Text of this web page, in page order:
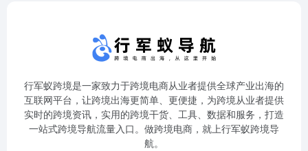
行军蚁跨境是一家致力于跨境电商从业者提供全球产业出海的
互联网平台，让跨境出海更简单、更便捷，为跨境从业者提供
实时的跨境资讯，实用的跨境干货、工具、数据和服务，打造
一站式跨境导航流量入口。做跨境电商，就上行军蚁跨境导
航。